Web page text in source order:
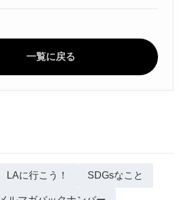
一覧に戻る
LAに行こう！ SDGsなこと